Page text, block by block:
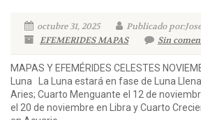
octubre 31, 2025
Publicado
EFEMERIDES MAPAS
Sin
MAPAS Y EFEMÉRIDES CELESTES
Luna La Luna estará en fase de Luna
Aries; Cuarto Menguante el 12 de
el 20 de noviembre en Libra y Cuarto